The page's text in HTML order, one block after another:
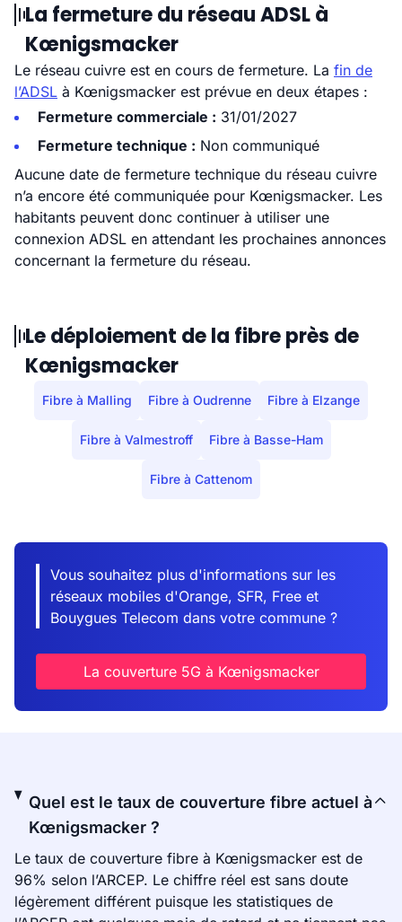
La fermeture du réseau ADSL à
Kœnigsmacker
Le réseau cuivre est en cours de fermeture. La fin de
l’ADSL à Kœnigsmacker est prévue en deux étapes :
Fermeture commerciale : 31/01/2027
Fermeture technique : Non communiqué
Aucune date de fermeture technique du réseau cuivre
n’a encore été communiquée pour Kœnigsmacker. Les
habitants peuvent donc continuer à utiliser une
connexion ADSL en attendant les prochaines annonces
concernant la fermeture du réseau.
Le déploiement de la fibre près de
Kœnigsmacker
Fibre à Malling Fibre à Oudrenne Fibre à Elzange
Fibre à Valmestroff Fibre à Basse-Ham
Fibre à Cattenom
Vous souhaitez plus d'informations sur les
réseaux mobiles d'Orange, SFR, Free et
Bouygues Telecom dans votre commune ?
La couverture 5G à Kœnigsmacker
Quel est le taux de couverture fibre actuel à
Kœnigsmacker ?
Le taux de couverture fibre à Kœnigsmacker est de
96% selon l’ARCEP. Le chiffre réel est sans doute
légèrement différent puisque les statistiques de